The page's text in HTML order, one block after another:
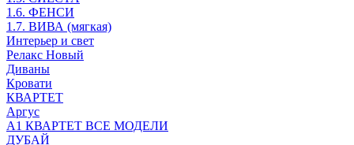
1.6. ФЕНСИ
1.7. ВИВА (мягкая)
Интерьер и свет
Релакс Новый
Диваны
Кровати
КВАРТЕТ
Аргус
А1 КВАРТЕТ ВСЕ МОДЕЛИ
ДУБАЙ